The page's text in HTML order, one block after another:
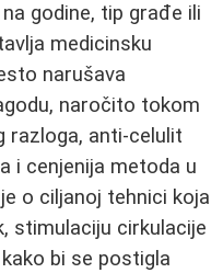
godine, tip građe ili
medicinsku
narušava
naročito tokom
razloga, anti-celulit
i cenjenija metoda u
o ciljanoj tehnici koja
stimulaciju cirkulacije
bi se postigla